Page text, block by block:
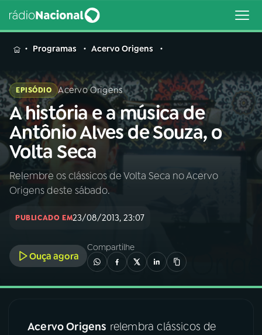
MENU
Buscar
na
Rádio
Nacional
Buscar
AO VIVO
INÍCIO
A RÁDIO
03PROGRAMAÇÃO
04PROGRAMAS
Programas Acervo Origens
EPISÓDIO Acervo Origens
A história e a música de
Antônio Alves de Souza, o
Volta Seca
Relembre os clássicos de Volta Seca no Acervo
Origens deste sábado.
PUBLICADO EM23/08/2013, 23:07
Ouça agora
Compartilhe
Acervo Origens relembra clássicos de